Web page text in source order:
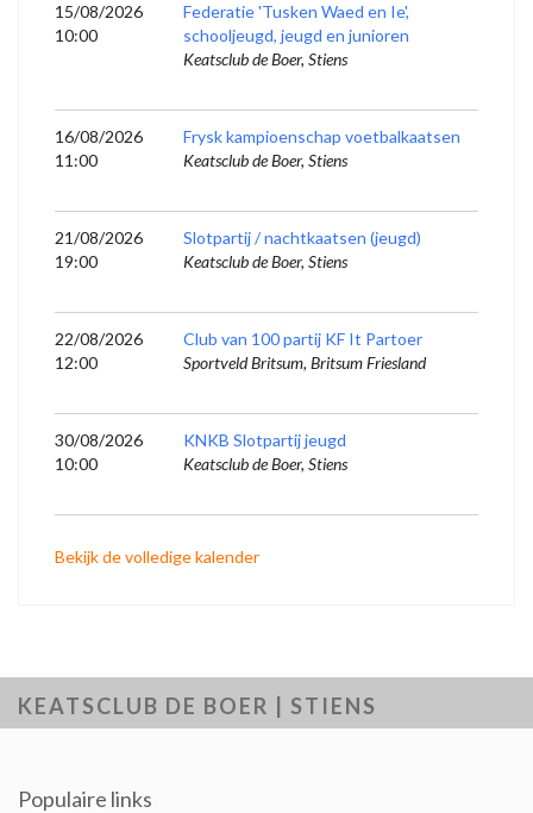
15/08/2026
10:00
Federatie 'Tusken Waed en Ie',
schooljeugd, jeugd en junioren
Keatsclub de Boer, Stiens
16/08/2026
11:00
Frysk kampioenschap voetbalkaatsen
Keatsclub de Boer, Stiens
21/08/2026
19:00
Slotpartij / nachtkaatsen (jeugd)
Keatsclub de Boer, Stiens
22/08/2026
12:00
Club van 100 partij KF It Partoer
Sportveld Britsum, Britsum Friesland
30/08/2026
10:00
KNKB Slotpartij jeugd
Keatsclub de Boer, Stiens
Bekijk de volledige kalender
KEATSCLUB DE BOER | STIENS
Populaire links